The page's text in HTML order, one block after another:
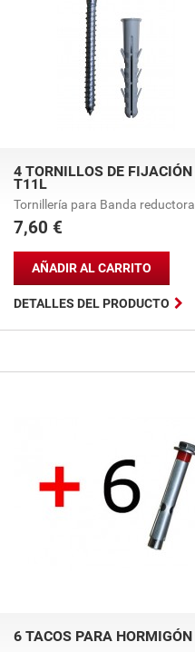
4 TORNILLOS DE FIJACIÓN
T11L
Tornillería para Banda reductora
Precio
7,60 €

AÑADIR AL CARRITO
DETALLES DEL PRODUCTO
6 TACOS PARA HORMIGÓN